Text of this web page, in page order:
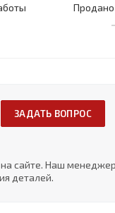
ЗАДАТЬ ВОПРОС
сайте. Наш
деталей.